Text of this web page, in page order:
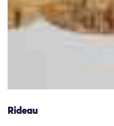
Rideau